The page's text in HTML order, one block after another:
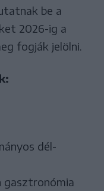
be a
2026-ig a
fogják jelölni.
dél-
gasztronómia